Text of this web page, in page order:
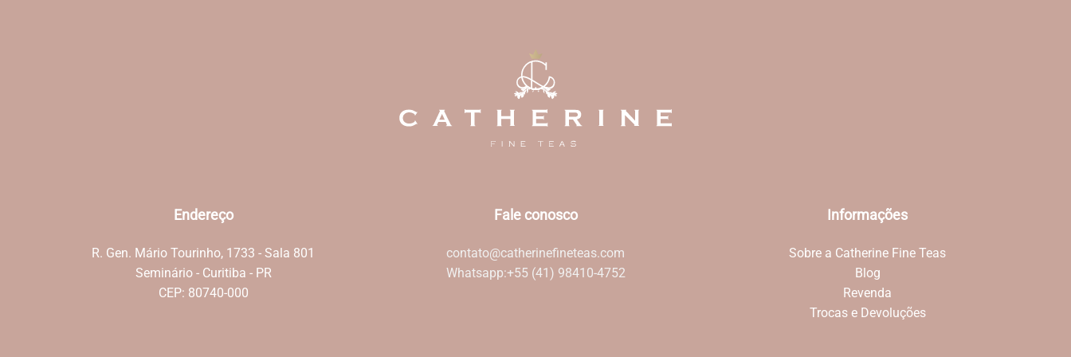
Endereço
R. Gen. Mário Tourinho, 1733 - Sala 801
Seminário - Curitiba - PR
CEP: 80740-000
Fale conosco
contato@catherinefineteas.com
Whatsapp:+55 (41) 98410-4752
Informações
Sobre a Catherine Fine Teas
Blog
Revenda
Trocas e Devoluções